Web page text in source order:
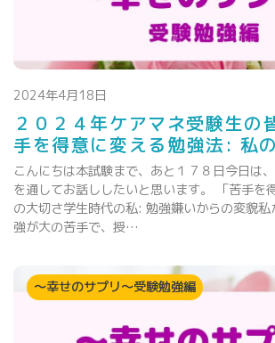
2024年4月18日
２０２４年ケアマネ受験生の
手を得意に変える勉強法: 私
こんにちは本試験まで、あと１７８日今日は
を通してお話ししたいと思います。 「苦手を
の大切さ学生時代の私: 勉強嫌いからの変貌
強が大の苦手で、授…
～幸せのサプリ～受験勉強編